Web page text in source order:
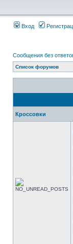
Вход
Сообщения без
Список форумов
Кроссовки